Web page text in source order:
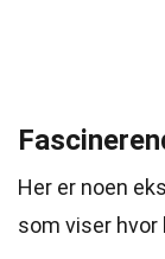
Her er noen
som viser hvor